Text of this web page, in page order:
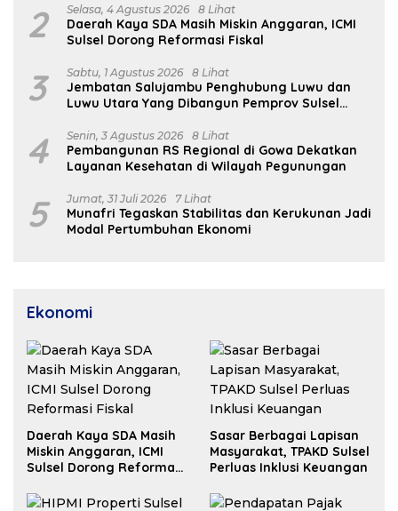
2 Selasa, 4 Agustus 2026 8 Lihat
Daerah Kaya SDA Masih Miskin Anggaran, ICMI
Sulsel Dorong Reformasi Fiskal
3 Sabtu, 1 Agustus 2026 8 Lihat
Jembatan Salujambu Penghubung Luwu dan
Luwu Utara Yang Dibangun Pemprov Sulsel
4 Senin, 3 Agustus 2026 8 Lihat
Pembangunan RS Regional di Gowa Dekatkan
Layanan Kesehatan di Wilayah Pegunungan
5 Jumat, 31 Juli 2026 7 Lihat
Munafri Tegaskan Stabilitas dan Kerukunan Jadi
Modal Pertumbuhan Ekonomi
Ekonomi
Daerah Kaya SDA Masih
Miskin Anggaran, ICMI
Sulsel Dorong Reformasi
Sasar Berbagai Lapisan
Masyarakat, TPAKD Sulsel
Perluas Inklusi Keuangan